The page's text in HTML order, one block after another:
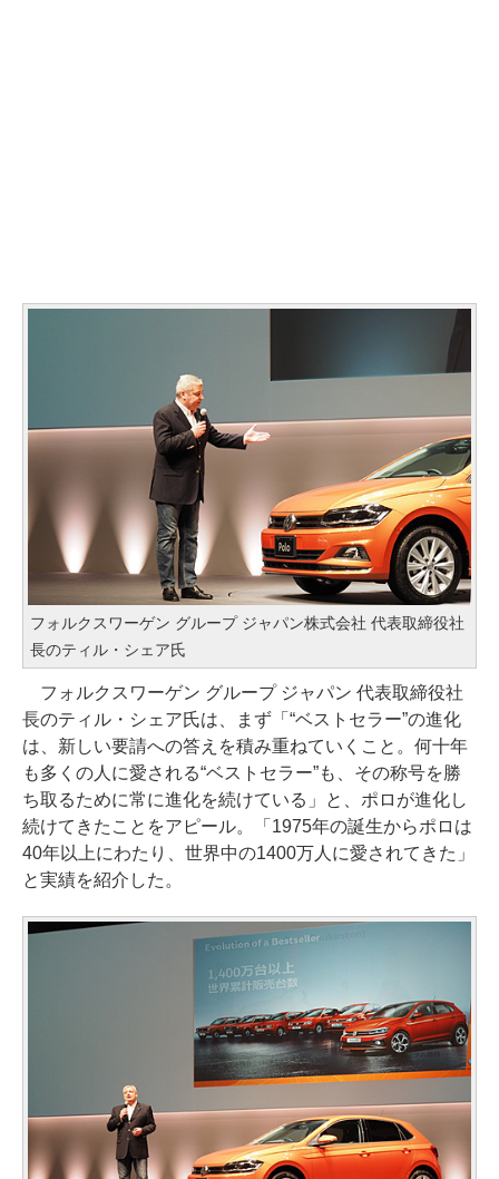
フォルクスワーゲン グループ ジャパン株式会社 代表取締役社
長のティル・シェア氏
フォルクスワーゲン グループ ジャパン 代表取締役社
長のティル・シェア氏は、まず「“ベストセラー”の進化
は、新しい要請への答えを積み重ねていくこと。何十年
も多くの人に愛される“ベストセラー”も、その称号を勝
ち取るために常に進化を続けている」と、ポロが進化し
続けてきたことをアピール。「1975年の誕生からポロは
40年以上にわたり、世界中の1400万人に愛されてきた」
と実績を紹介した。